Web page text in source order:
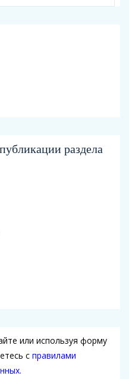
раздела
или используя форму
с правилами